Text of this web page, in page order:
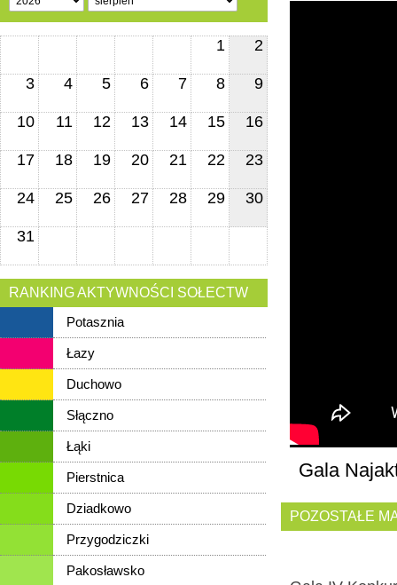
1 2
3 4 5 6 7 8 9
10 11 12 13 14 15 16
17 18 19 20 21 22 23
24 25 26 27 28 29 30
31
RANKING AKTYWNOŚCI SOŁECTW
Potasznia
Łazy
Duchowo
Słączno
Łąki
Pierstnica
Dziadkowo
Przygodziczki
Pakosławsko
Gala
POZOSTAŁE